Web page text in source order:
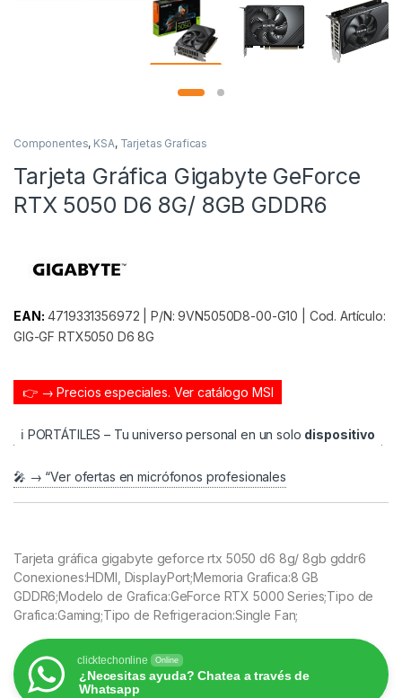
Componentes, KSA, Tarjetas Graficas
Tarjeta Gráfica Gigabyte GeForce
RTX 5050 D6 8G/ 8GB GDDR6
EAN: 4719331356972 | P/N: 9VN5050D8-00-G10 | Cod. Artículo:
GIG-GF RTX5050 D6 8G
👉 → Precios especiales. Ver catálogo MSI
ℹ️ PORTÁTILES – Tu universo personal en un solo dispositivo
🎤 → “Ver ofertas en micrófonos profesionales
Tarjeta gráfica gigabyte geforce rtx 5050 d6 8g/ 8gb gddr6
Conexiones:HDMI, DisplayPort;Memoria Grafica:8 GB
GDDR6;Modelo de Grafica:GeForce RTX 5000 Series;Tipo de
Grafica:Gaming;Tipo de Refrigeracion:Single Fan;
clicktechonline Online
¿Necesitas ayuda? Chatea a través de
Whatsapp